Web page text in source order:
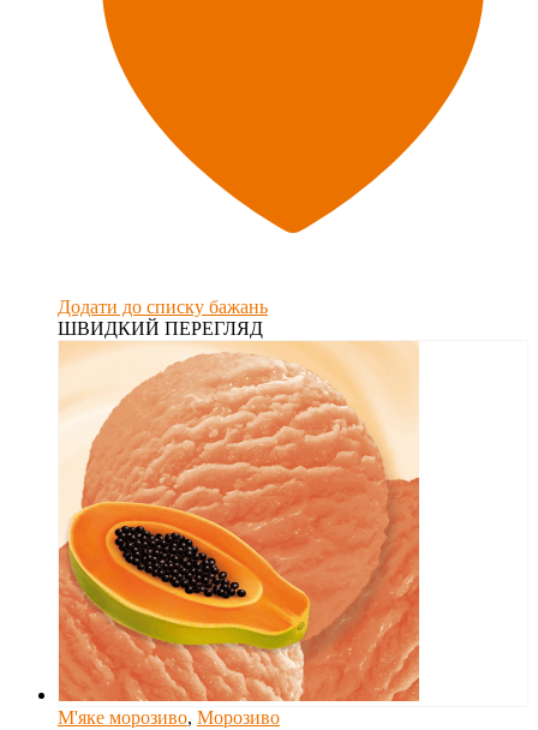
Додати до списку бажань
ШВИДКИЙ ПЕРЕГЛЯД
М'яке морозиво, Морозиво